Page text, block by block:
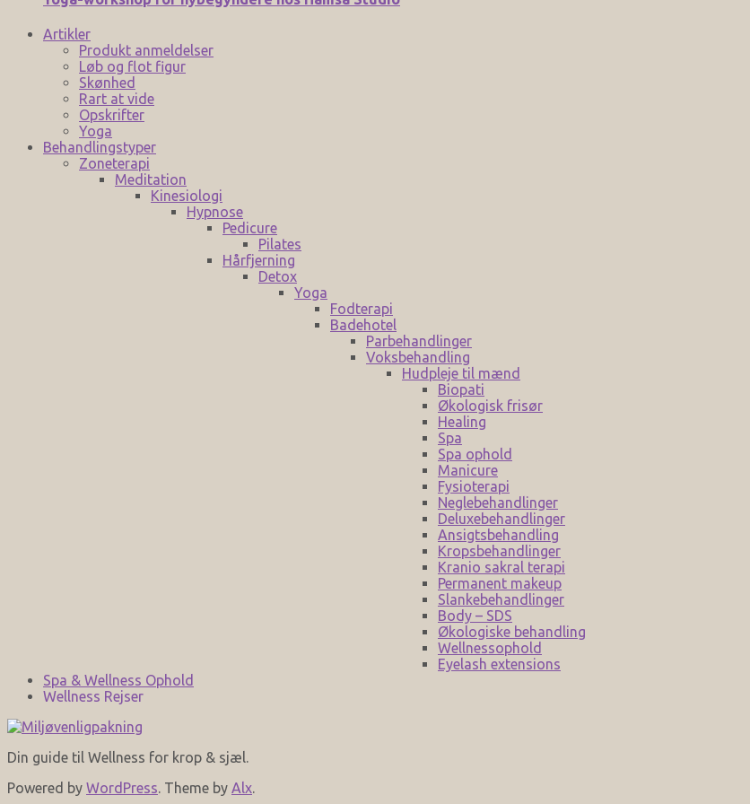
Artikler
Produkt anmeldelser
Løb og flot figur
Skønhed
Rart at vide
Opskrifter
Yoga
Behandlingstyper
Zoneterapi
Meditation
Kinesiologi
Hypnose
Pedicure
Pilates
Hårfjerning
Detox
Yoga
Fodterapi
Badehotel
Parbehandlinger
Voksbehandling
Hudpleje til mænd
Biopati
Økologisk frisør
Healing
Spa
Spa ophold
Manicure
Fysioterapi
Neglebehandlinger
Deluxebehandlinger
Ansigtsbehandling
Kropsbehandlinger
Kranio sakral terapi
Permanent makeup
Slankebehandlinger
Body – SDS
Økologiske behandling
Wellnessophold
Eyelash extensions
Spa & Wellness Ophold
Wellness Rejser
Din guide til Wellness for krop & sjæl.
Powered by WordPress. Theme by Alx.